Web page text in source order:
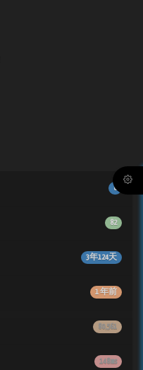
8
82
3年124天
1 年前
80,561
148ms